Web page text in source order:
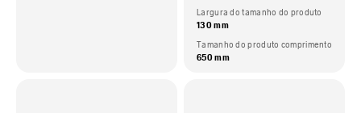
Largura do tamanho do produto
130 mm
Tamanho do produto comprimento
650 mm